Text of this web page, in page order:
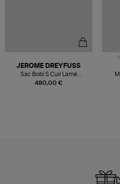
480,00 €
JEROME DREYFUSS
Sac Bobi S Cuir Lamé
Champagne